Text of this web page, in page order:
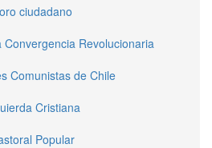
ciudadano
Revolucionaria
Comunistas de Chile
Cristiana
Popular